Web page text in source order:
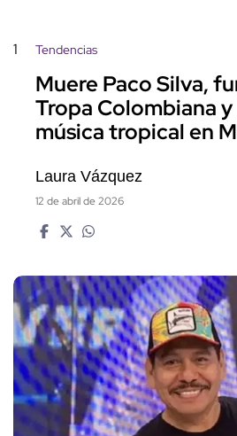
1 Tendencias
Muere Paco Silva,
Tropa Colombiana
música tropical en
Laura Vázquez
12 de abril de 2026